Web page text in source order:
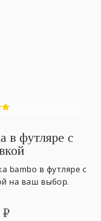
в футляре с
bambo в футляре с
на ваш выбор.
₽